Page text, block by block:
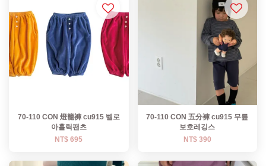
70-110 CON 燈籠褲 cu915 벨로
아홀릭팬츠
NT$ 695
70-110 CON 五分褲 cu915 무릎
보호레깅스
NT$ 390